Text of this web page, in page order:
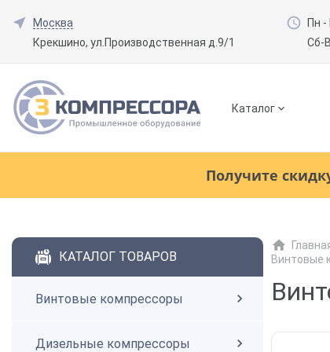
Москва
Крекшино, ул.Производственная д.9/1
Пн -
Сб-
Каталог
Получите
Смотреть все товары(0)
КАТАЛОГ ТОВАРОВ
Винтовые компрессоры
Дизельные компрессоры
Винтовые